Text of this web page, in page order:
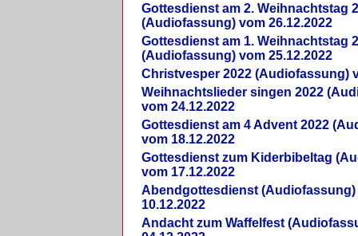
Gottesdienst am 2. Weihnachtstag
(Audiofassung) vom 26.12.2022
Gottesdienst am 1. Weihnachtstag
(Audiofassung) vom 25.12.2022
Christvesper 2022 (Audiofassung)
Weihnachtslieder singen 2022
vom 24.12.2022
Gottesdienst am 4 Advent 2022
vom 18.12.2022
Gottesdienst zum Kiderbibeltag
vom 17.12.2022
Abendgottesdienst (Audiofassung)
10.12.2022
Andacht zum Waffelfest